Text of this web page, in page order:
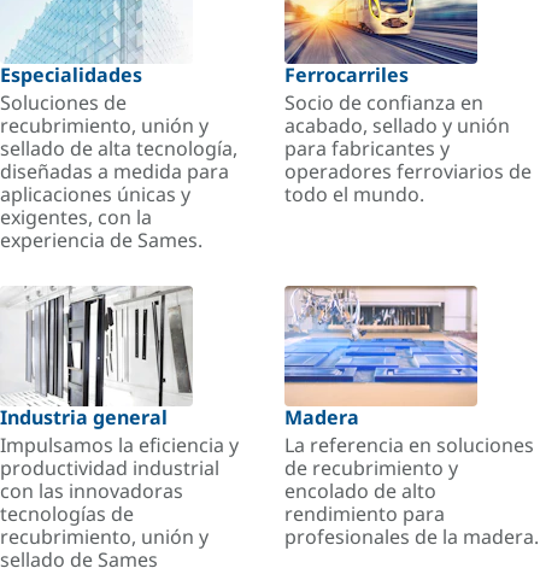
Especialidades
Soluciones de
recubrimiento, unión y
sellado de alta tecnología,
diseñadas a medida para
aplicaciones únicas y
exigentes, con la
experiencia de Sames.
Ferrocarriles
Socio de confianza en
acabado, sellado y unión
para fabricantes y
operadores ferroviarios de
todo el mundo.
Industria general
Impulsamos la eficiencia y
productividad industrial
con las innovadoras
tecnologías de
recubrimiento, unión y
sellado de Sames
Madera
La referencia en soluciones
de recubrimiento y
encolado de alto
rendimiento para
profesionales de la madera.